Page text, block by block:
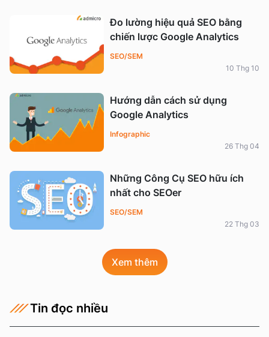
Đo lường hiệu quả SEO bằng
chiến lược Google Analytics
SEO/SEM
10 Thg 10
Hướng dẫn cách sử dụng
Google Analytics
Infographic
26 Thg 04
Những Công Cụ SEO hữu ích
nhất cho SEOer
SEO/SEM
22 Thg 03
Xem thêm
Tin đọc nhiều